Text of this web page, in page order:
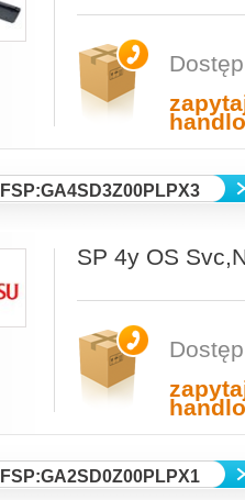
FSP:GA4SD3Z00PLPX3
SP 4y OS
FSP:GA2SD0Z00PLPX1